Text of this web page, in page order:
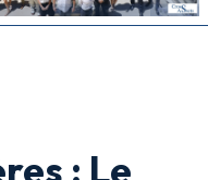
: Le